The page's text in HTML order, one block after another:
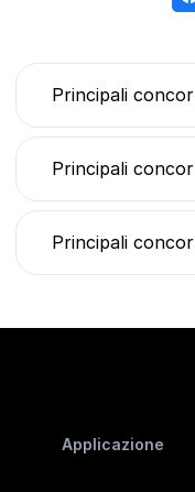
Principali
Principali
Principali
Applicazione